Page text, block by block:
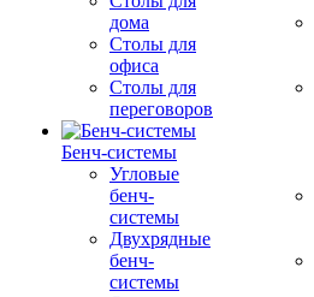
дома
Столы для
офиса
Столы для
переговоров
Бенч-системы
Угловые
бенч-
системы
Двухрядные
бенч-
системы